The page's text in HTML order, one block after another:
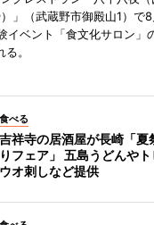
」（武蔵野市御殿山1）で8
イベント「食文化サロン」
。
食べる
吉祥寺の居酒屋が長崎「夏
りフェア」 五島うどんや
ウオ刺しなど提供